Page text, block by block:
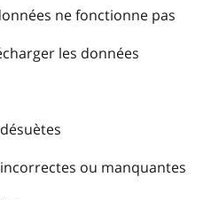
ne fonctionne pas
les données
ou manquantes